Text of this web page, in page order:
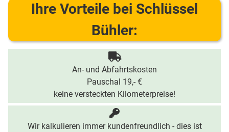
Ihre Vorteile bei Schlüssel
Bühler:
An- und Abfahrtskosten
Pauschal 19,- €
keine versteckten Kilometerpreise!
Wir kalkulieren immer kundenfreundlich - dies ist